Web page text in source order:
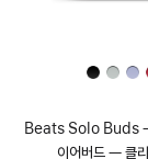
Beats Solo Buds —
이어버드 — 클